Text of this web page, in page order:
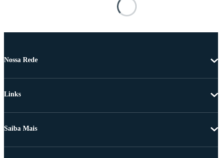
Nossa Rede
Links
Saiba Mais